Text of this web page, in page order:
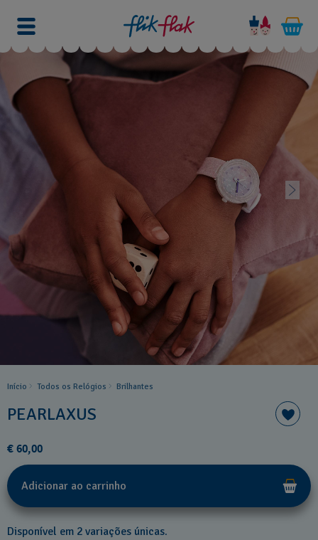
Início Todos os Relógios Brilhantes
PEARLAXUS
€ 60,00
Adicionar ao carrinho
Disponível em 2 variações únicas.